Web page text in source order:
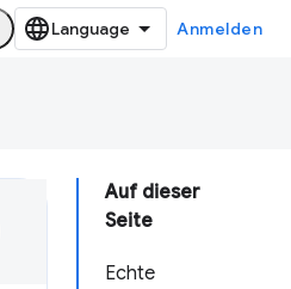
Anmelden
Auf dieser
Seite
Echte